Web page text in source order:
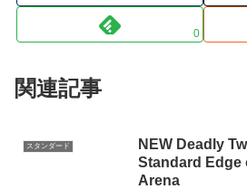
0
関連記事
スタンダード
NEW Deadly
Standard Edge
Arena